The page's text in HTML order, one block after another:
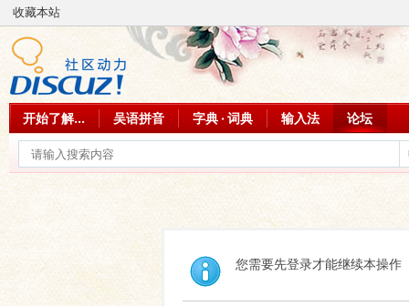
收藏本站
开始了解... 吴语拼音 字典 · 词典 输入法 论坛
您需要先登录才能继续本操作